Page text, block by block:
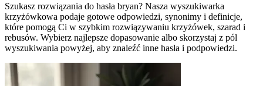
Szukasz rozwiązania do hasła bryan? Nasza wyszukiwarka
krzyżówkowa podaje gotowe odpowiedzi, synonimy i definicje,
które pomogą Ci w szybkim rozwiązywaniu krzyżówek, szarad i
rebusów. Wybierz najlepsze dopasowanie albo skorzystaj z pól
wyszukiwania powyżej, aby znaleźć inne hasła i podpowiedzi.